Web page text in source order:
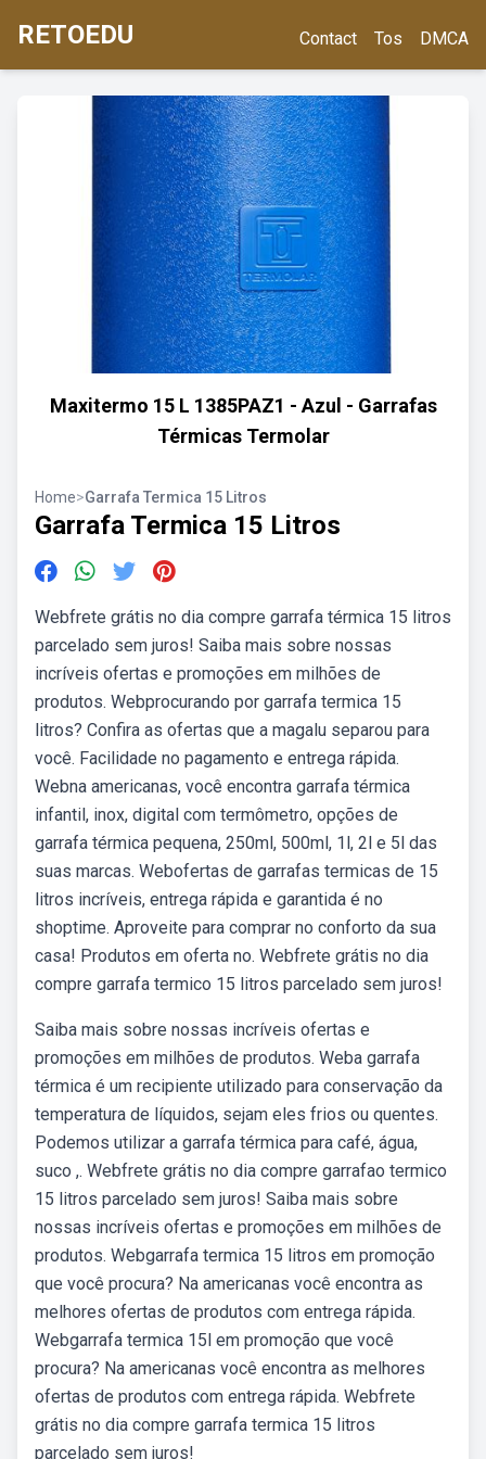
RETOEDU Contact Tos DMCA
Maxitermo 15 L 1385PAZ1 - Azul - Garrafas
Térmicas Termolar
Home>Garrafa Termica 15 Litros
Garrafa Termica 15 Litros
Webfrete grátis no dia compre garrafa térmica 15 litros
parcelado sem juros! Saiba mais sobre nossas
incríveis ofertas e promoções em milhões de
produtos. Webprocurando por garrafa termica 15
litros? Confira as ofertas que a magalu separou para
você. Facilidade no pagamento e entrega rápida.
Webna americanas, você encontra garrafa térmica
infantil, inox, digital com termômetro, opções de
garrafa térmica pequena, 250ml, 500ml, 1l, 2l e 5l das
suas marcas. Webofertas de garrafas termicas de 15
litros incríveis, entrega rápida e garantida é no
shoptime. Aproveite para comprar no conforto da sua
casa! Produtos em oferta no. Webfrete grátis no dia
compre garrafa termico 15 litros parcelado sem juros!
Saiba mais sobre nossas incríveis ofertas e
promoções em milhões de produtos. Weba garrafa
térmica é um recipiente utilizado para conservação da
temperatura de líquidos, sejam eles frios ou quentes.
Podemos utilizar a garrafa térmica para café, água,
suco ,. Webfrete grátis no dia compre garrafao termico
15 litros parcelado sem juros! Saiba mais sobre
nossas incríveis ofertas e promoções em milhões de
produtos. Webgarrafa termica 15 litros em promoção
que você procura? Na americanas você encontra as
melhores ofertas de produtos com entrega rápida.
Webgarrafa termica 15l em promoção que você
procura? Na americanas você encontra as melhores
ofertas de produtos com entrega rápida. Webfrete
grátis no dia compre garrafa termica 15 litros
parcelado sem juros!